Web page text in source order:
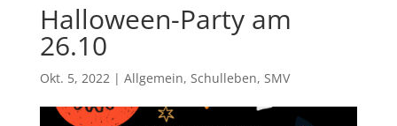
Halloween-Party am
26.10
Okt. 5, 2022| Allgemein, Schulleben, SMV